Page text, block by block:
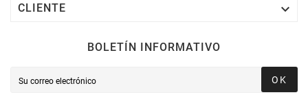
CLIENTE 
BOLETÍN INFORMATIVO
OK